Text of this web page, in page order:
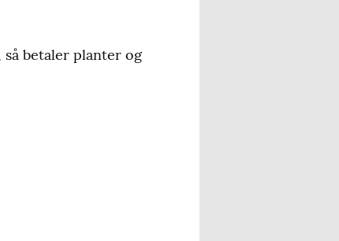
betaler planter og